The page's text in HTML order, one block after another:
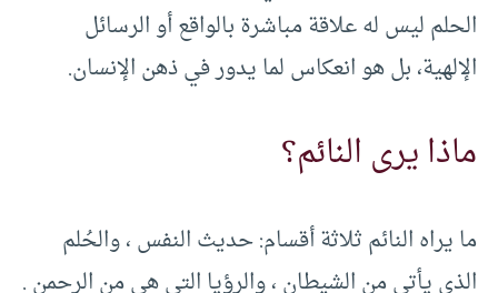
الحلم ليس له علاقة مباشرة بالواقع أو الرسائل
الإلهية، بل هو انعكاس لما يدور في ذهن الإنسان.
ماذا يرى النائم؟
ما يراه النائم ثلاثة أقسام: حديث النفس ، والحُلم
الذي يأتي من الشيطان ، والرؤيا التي هي من الرحمن .